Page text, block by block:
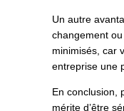
Un autre
changement
minimisés, car
entreprise une
En conclusion,
mérite d’être